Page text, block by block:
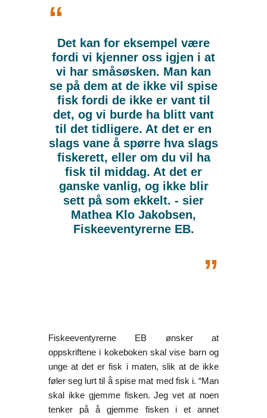
“
Det kan for eksempel være
fordi vi kjenner oss igjen i at
vi har småsøsken. Man kan
se på dem at de ikke vil spise
fisk fordi de ikke er vant til
det, og vi burde ha blitt vant
til det tidligere. At det er en
slags vane å spørre hva slags
fiskerett, eller om du vil ha
fisk til middag. At det er
ganske vanlig, og ikke blir
sett på som ekkelt. - sier
Mathea Klo Jakobsen,
Fiskeeventyrerne EB.
„
Fiskeeventyrerne EB ønsker at
oppskriftene i kokeboken skal vise barn og
unge at det er fisk i maten, slik at de ikke
føler seg lurt til å spise mat med fisk i. “Man
skal ikke gjemme fisken. Jeg vet at noen
tenker på å gjemme fisken i et annet